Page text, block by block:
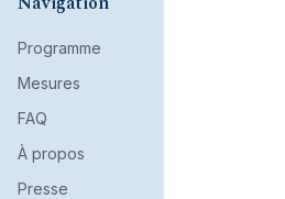
Programme
Mesures
FAQ
À propos
Presse